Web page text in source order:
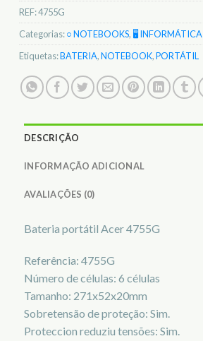
REF:4755G
Categorias:○ NOTEBOOKS, 🖥️ INFORMÁTICA
Etiquetas:BATERIA,NOTEBOOK,PORTÁTIL
DESCRIÇÃO
INFORMAÇÃO ADICIONAL
AVALIAÇÕES (0)
Bateria portátil Acer 4755G
Referência: 4755G
Número de células: 6 células
Tamanho: 271x52x20mm
Sobretensão de proteção: Sim.
Proteccion reduziu tensões: Sim.